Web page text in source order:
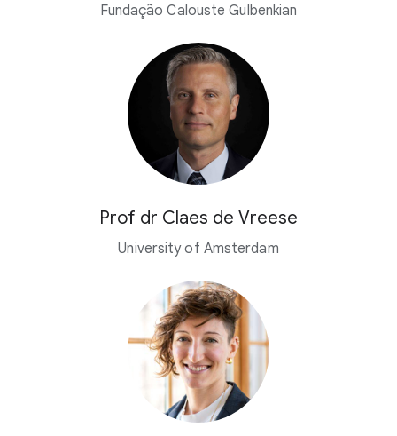
Fundação Calouste Gulbenkian
Prof dr Claes de Vreese
University of Amsterdam